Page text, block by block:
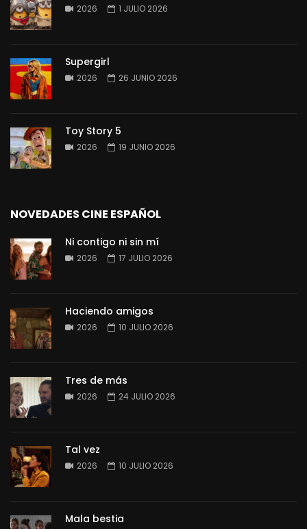
2026 1 JULIO 2026
Supergirl
2026 26 JUNIO 2026
Toy Story 5
2026 19 JUNIO 2026
NOVEDADES CINE ESPAÑOL
Ni contigo ni sin mí
2026 17 JULIO 2026
Haciendo amigos
2026 10 JULIO 2026
Tres de más
2026 24 JULIO 2026
Tal vez
2026 10 JULIO 2026
Mala bestia